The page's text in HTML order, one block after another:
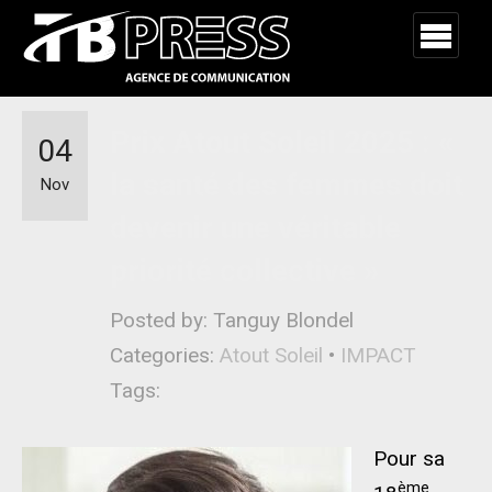
Posted by: Tanguy Blondel
Categories: Atout Soleil • IMPACT
Tags:
04
Nov
Pour sa
ème